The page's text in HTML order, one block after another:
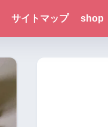
サイトマップ shop